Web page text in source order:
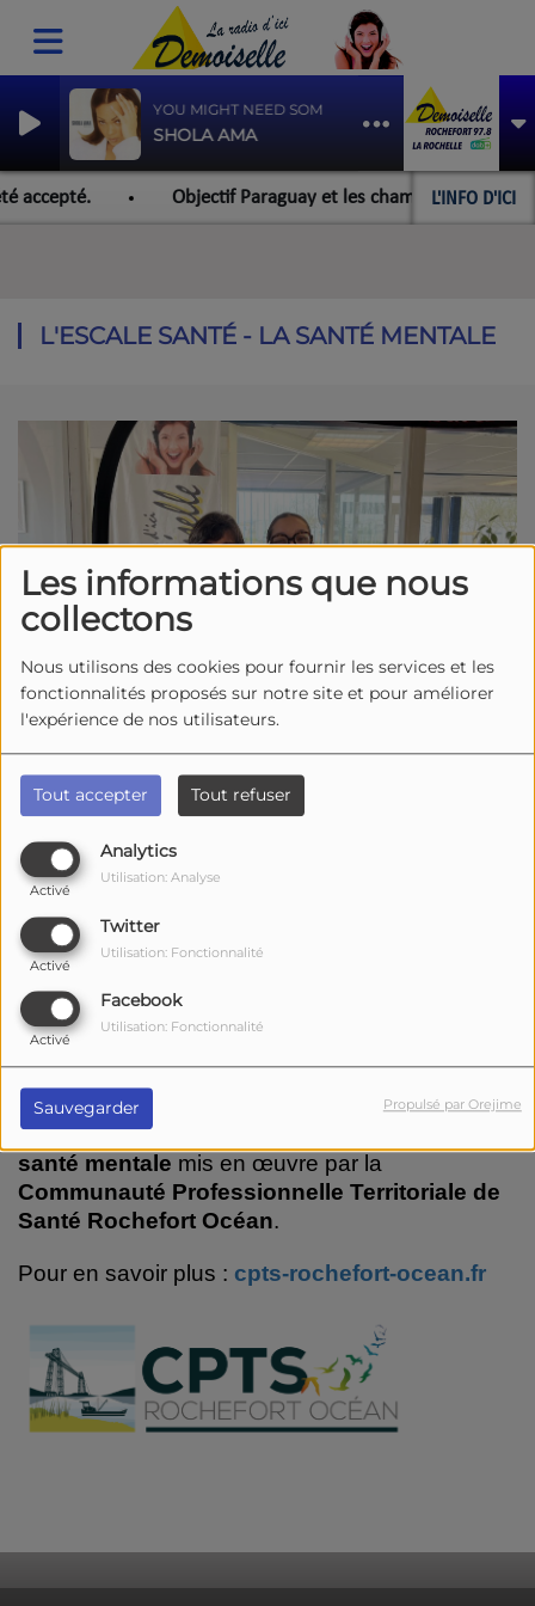
Les informations que nous
collectons
Nous utilisons des cookies pour fournir les services et les
fonctionnalités proposés sur notre site et pour améliorer
l'expérience de nos utilisateurs.
Tout accepter Tout refuser
Analytics
Activé
Utilisation: Analyse
Twitter
Activé
Utilisation: Fonctionnalité
Facebook
Activé
Utilisation: Fonctionnalité
Sauvegarder Propulsé par Orejime
YOU MIGHT NEED SOMEBODY
SHOLA AMA
L'INFO D'ICI
accepté. Objectif Paraguay et les championnats du
L'ESCALE SANTÉ - LA SANTÉ MENTALE
2597 vues
Dans ce premier numéro de "
professionnelle territoriale de santé)
retrouvez les
Demoiselle,Margaux
psychologue libéraleinstallée à la Maison de
Santé Pluriprofessionnelle Champlain à
Rochefort.
Elle nous présente le dispositif innovant en
santé mentale mis en œuvre par la
Communauté Professionnelle Territoriale de
Santé Rochefort Océan.
Pour en savoir plus : cpts-rochefort-ocean.fr